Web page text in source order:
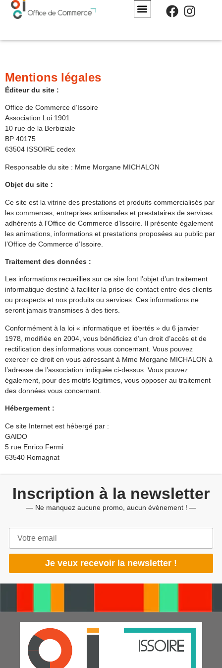
Mentions légales
Éditeur du site :
Office de Commerce d’Issoire
Association Loi 1901
10 rue de la Berbiziale
BP 40175
63504 ISSOIRE cedex
Responsable du site : Mme Morgane MICHALON
Objet du site :
Ce site est la vitrine des prestations et produits commercialisés par
les commerces, entreprises artisanales et prestataires de services
adhérents à l’Office de Commerce d’Issoire. Il présente également
les animations, informations et prestations proposées au public par
l’Office de Commerce d’Issoire.
Traitement des données :
Les informations recueillies sur ce site font l’objet d’un traitement
informatique destiné à faciliter la prise de contact entre des clients
ou prospects et nos produits ou services. Ces informations ne
seront jamais transmises à des tiers.
Conformément à la loi « informatique et libertés » du 6 janvier
1978, modifiée en 2004, vous bénéficiez d’un droit d’accès et de
rectification des informations vous concernant. Vous pouvez
exercer ce droit en vous adressant à Mme Morgane MICHALON à
l’adresse de l’association indiquée ci-dessus. Vous pouvez
également, pour des motifs légitimes, vous opposer au traitement
des données vous concernant.
Hébergement :
Ce site Internet est hébergé par :
GAIDO
5 rue Enrico Fermi
63540 Romagnat
Inscription à la newsletter
— Ne manquez aucune promo, aucun évènement ! —
Panneau de gestion des cookies